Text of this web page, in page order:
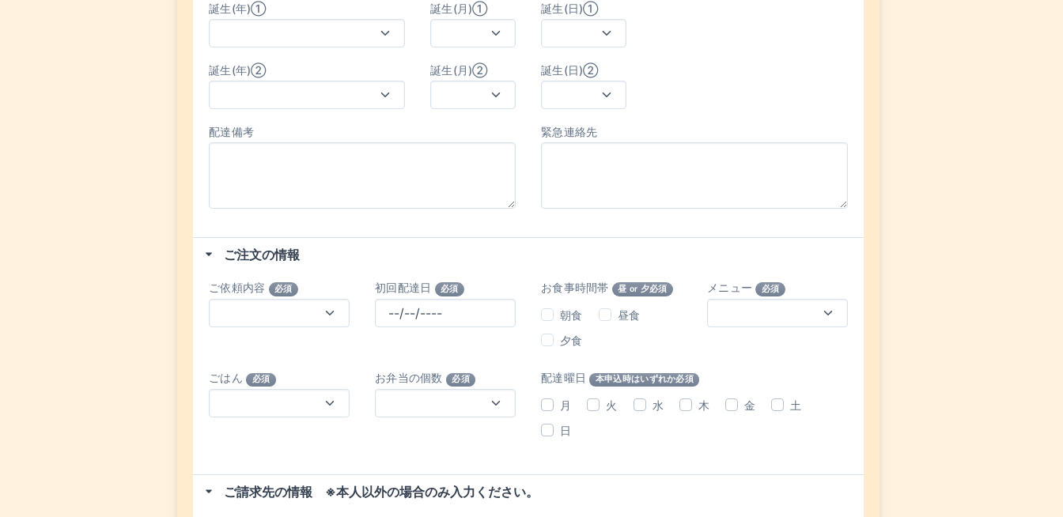
誕生(年)① 誕生(月)① 誕生(日)①
誕生(年)② 誕生(月)② 誕生(日)②
配達備考 緊急連絡先
ご注文の情報
ご依頼内容 必須 初回配達日 必須 お食事時間帯 昼 or 夕必須
朝食
昼食
夕食
メニュー 必須
ごはん 必須 お弁当の個数 必須 配達曜日 本申込時はいずれか必須
月 火 水 木 金
土
日
ご請求先の情報 ※本人以外の場合のみ入力ください。